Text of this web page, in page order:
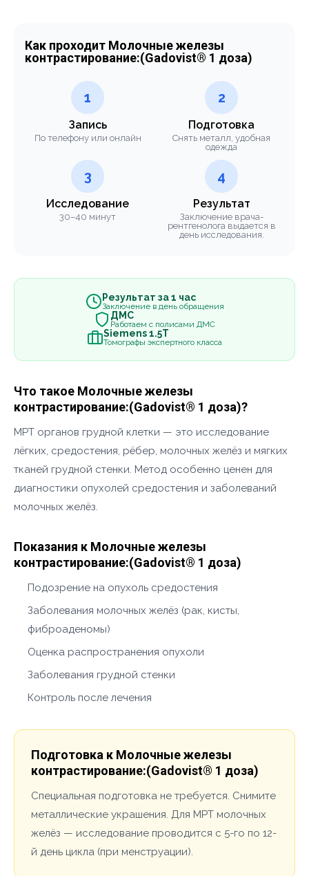
Как проходит Молочные железы
контрастирование:(Gadovist® 1 доза)
1
Запись
По телефону или онлайн
2
Подготовка
Снять металл, удобная
одежда
3
Исследование
30–40 минут
4
Результат
Заключение врача-
рентгенолога выдается в
день исследования.
Результат за 1 час
Заключение в день обращения
ДМС
Работаем с полисами ДМС
Siemens 1.5Т
Томографы экспертного класса
Что такое Молочные железы
контрастирование:(Gadovist® 1 доза)?
МРТ органов грудной клетки — это исследование
лёгких, средостения, рёбер, молочных желёз и мягких
тканей грудной стенки. Метод особенно ценен для
диагностики опухолей средостения и заболеваний
молочных желёз.
Показания к Молочные железы
контрастирование:(Gadovist® 1 доза)
Подозрение на опухоль средостения
Заболевания молочных желёз (рак, кисты,
фиброаденомы)
Оценка распространения опухоли
Заболевания грудной стенки
Контроль после лечения
Подготовка к Молочные железы
контрастирование:(Gadovist® 1 доза)
Специальная подготовка не требуется. Снимите
металлические украшения. Для МРТ молочных
желёз — исследование проводится с 5-го по 12-
й день цикла (при менструации).